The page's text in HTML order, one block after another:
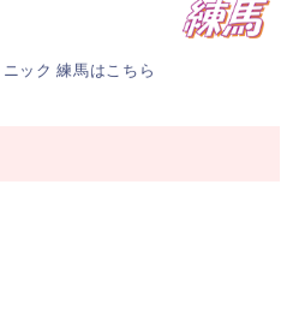
ック 練馬はこちら